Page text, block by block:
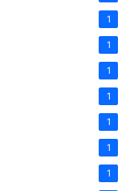
1
1
1
1
1
1
1